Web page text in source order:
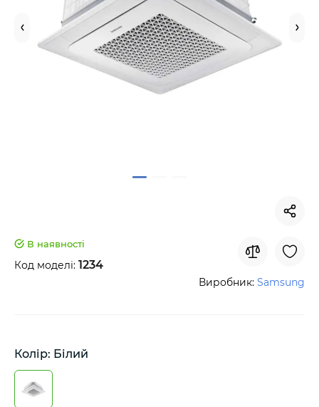
В наявності
Код моделі: 1234
Виробник: Samsung
Колір: Білий